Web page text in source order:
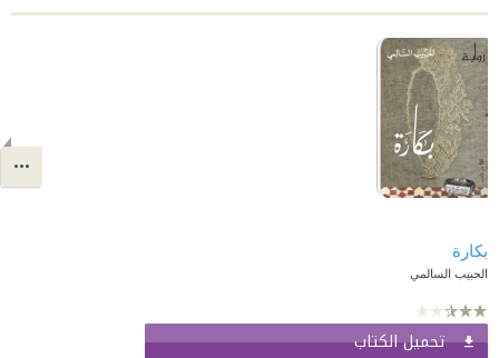
بكارة
الحبيب السالمي
تحميل الكتاب